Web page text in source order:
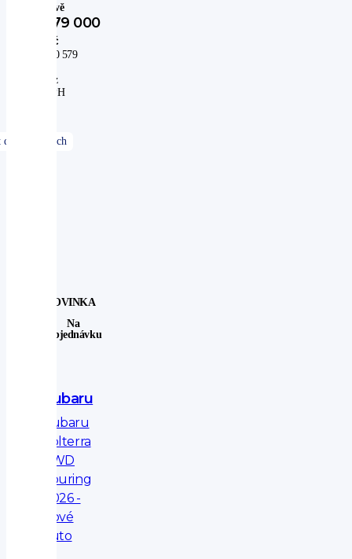
slevě
279 000
Kč
230 579
bez
DPH
Subaru
Subaru
Solterra
AWD
Touring
2026 -
nové
auto
NOVINKA
Na
Objednávku